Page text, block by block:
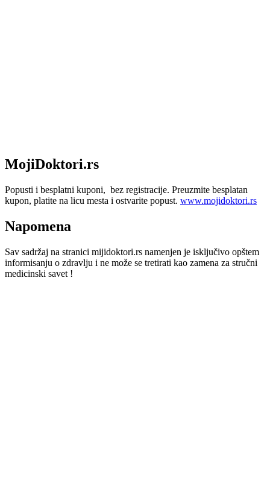
MojiDoktori.rs
Popusti i besplatni kuponi, bez registracije. Preuzmite besplatan
kupon, platite na licu mesta i ostvarite popust. www.mojidoktori.rs
Napomena
Sav sadržaj na stranici mijidoktori.rs namenjen je isključivo opštem
informisanju o zdravlju i ne može se tretirati kao zamena za stručni
medicinski savet !